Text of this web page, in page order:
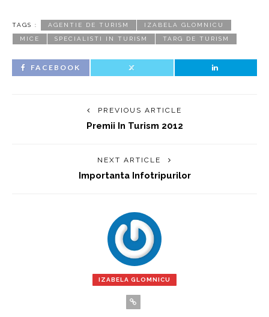
TAGS : AGENTIE DE TURISM IZABELA GLOMNICU
MICE SPECIALISTI IN TURISM TARG DE TURISM
FACEBOOK
PREVIOUS ARTICLE
Premii In Turism 2012
NEXT ARTICLE
Importanta Infotripurilor
IZABELA GLOMNICU